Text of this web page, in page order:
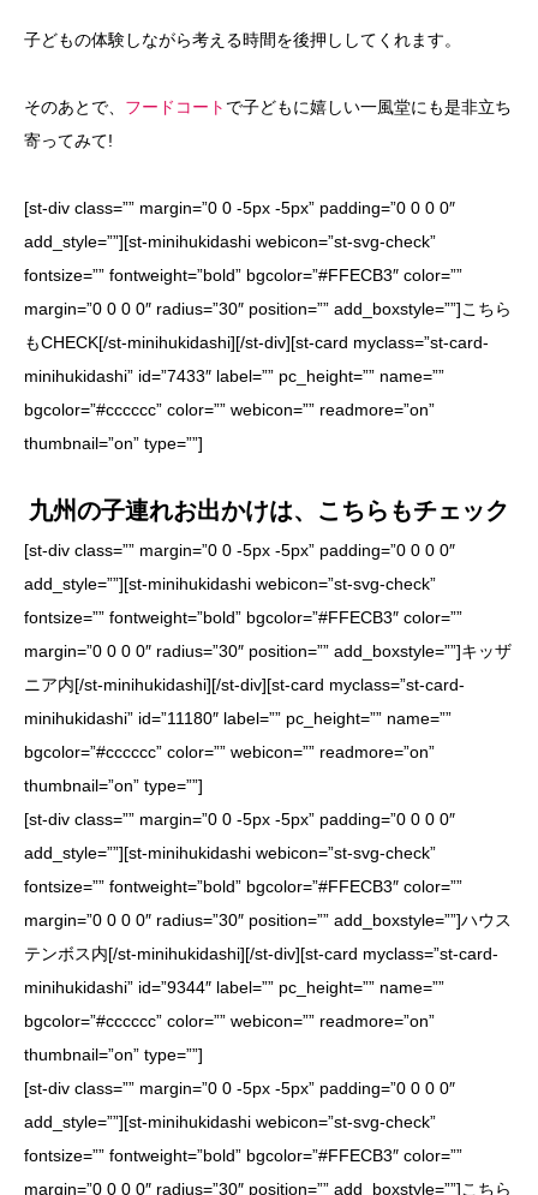
子どもの体験しながら考える時間を後押ししてくれます。
そのあとで、 フードコート で子どもに嬉しい一風堂にも是非立ち
寄ってみて!
[st-div class=”” margin=”0 0 -5px -5px” padding=”0 0 0 0″
add_style=””][st-minihukidashi webicon=”st-svg-check”
fontsize=”” fontweight=”bold” bgcolor=”#FFECB3″ color=””
margin=”0 0 0 0″ radius=”30″ position=”” add_boxstyle=””]こちら
もCHECK[/st-minihukidashi][/st-div][st-card myclass=”st-card-
minihukidashi” id=”7433″ label=”” pc_height=”” name=””
bgcolor=”#cccccc” color=”” webicon=”” readmore=”on”
thumbnail=”on” type=””]
九州の子連れお出かけは、こちらもチェック
[st-div class=”” margin=”0 0 -5px -5px” padding=”0 0 0 0″
add_style=””][st-minihukidashi webicon=”st-svg-check”
fontsize=”” fontweight=”bold” bgcolor=”#FFECB3″ color=””
margin=”0 0 0 0″ radius=”30″ position=”” add_boxstyle=””]キッザ
ニア内[/st-minihukidashi][/st-div][st-card myclass=”st-card-
minihukidashi” id=”11180″ label=”” pc_height=”” name=””
bgcolor=”#cccccc” color=”” webicon=”” readmore=”on”
thumbnail=”on” type=””]
[st-div class=”” margin=”0 0 -5px -5px” padding=”0 0 0 0″
add_style=””][st-minihukidashi webicon=”st-svg-check”
fontsize=”” fontweight=”bold” bgcolor=”#FFECB3″ color=””
margin=”0 0 0 0″ radius=”30″ position=”” add_boxstyle=””]ハウス
テンボス内[/st-minihukidashi][/st-div][st-card myclass=”st-card-
minihukidashi” id=”9344″ label=”” pc_height=”” name=””
bgcolor=”#cccccc” color=”” webicon=”” readmore=”on”
thumbnail=”on” type=””]
[st-div class=”” margin=”0 0 -5px -5px” padding=”0 0 0 0″
add_style=””][st-minihukidashi webicon=”st-svg-check”
fontsize=”” fontweight=”bold” bgcolor=”#FFECB3″ color=””
margin=”0 0 0 0″ radius=”30″ position=”” add_boxstyle=””]こちら